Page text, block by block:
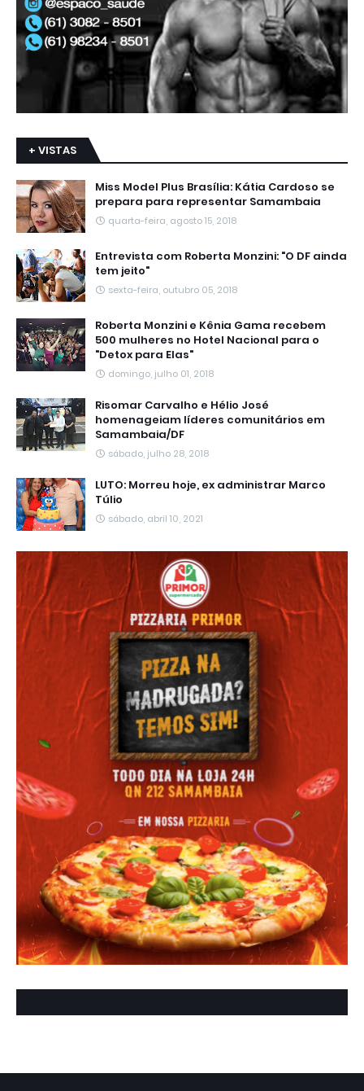
+ VISTAS
Miss Model Plus Brasília: Kátia Cardoso se
prepara para representar Samambaia
quarta-feira, agosto 15, 2018
Entrevista com Roberta Monzini: "O DF ainda
tem jeito"
sexta-feira, outubro 05, 2018
Roberta Monzini e Kênia Gama recebem
500 mulheres no Hotel Nacional para o
"Detox para Elas"
domingo, julho 01, 2018
Risomar Carvalho e Hélio José
homenageiam líderes comunitários em
Samambaia/DF
sábado, julho 28, 2018
LUTO: Morreu hoje, ex administrar Marco
Túlio
sábado, abril 10, 2021